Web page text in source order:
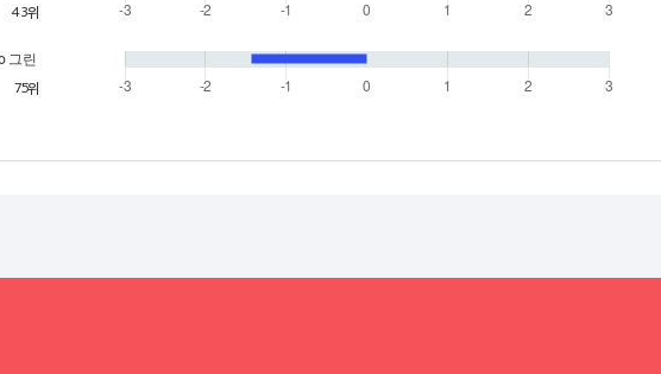
43위
그린
75위